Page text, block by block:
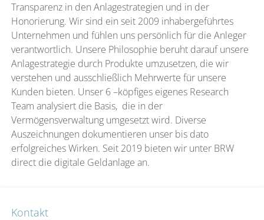
Transparenz in den Anlagestrategien und in der
Honorierung. Wir sind ein seit 2009 inhabergeführtes
Unternehmen und fühlen uns persönlich für die Anleger
verantwortlich. Unsere Philosophie beruht darauf unsere
Anlagestrategie durch Produkte umzusetzen, die wir
verstehen und ausschließlich Mehrwerte für unsere
Kunden bieten. Unser 6 –köpfiges eigenes Research
Team analysiert die Basis, die in der
Vermögensverwaltung umgesetzt wird. Diverse
Auszeichnungen dokumentieren unser bis dato
erfolgreiches Wirken. Seit 2019 bieten wir unter BRW
direct die digitale Geldanlage an.
Kontakt